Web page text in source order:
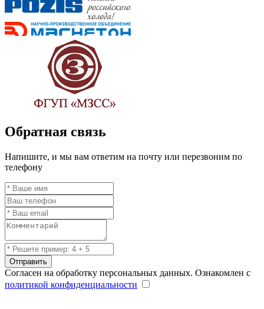
Обратная связь
Напишите, и мы вам ответим на почту или перезвоним по
телефону
Отправить
Согласен на обработку персональных данных. Ознакомлен с
политикой конфиденциальности